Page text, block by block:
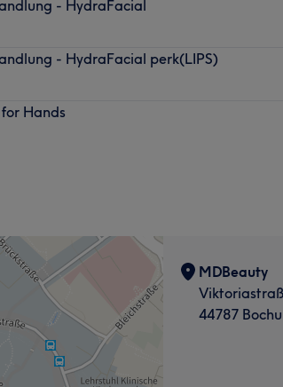
- HydraFacial
- HydraFacial perk(LIPS)
Hands
MDBeauty
44787